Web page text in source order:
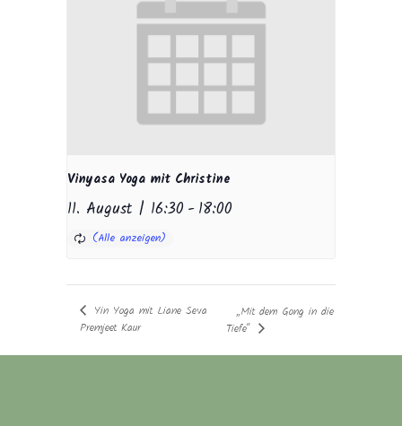
Vinyasa Yoga mit Christine
11. August | 16:30 -18:00
Yin Yoga mit Liane Seva
Premjeet Kaur
„Mit dem Gong in die
Tiefe“